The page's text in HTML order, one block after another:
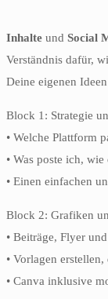
Inhalte und Social
Verständnis dafür,
Deine eigenen
Block 1: Strategie
• Welche Plattform
• Was poste ich,
• Einen einfachen
Block 2: Grafiken
• Beiträge, Flyer
• Vorlagen
• Canva inklusive